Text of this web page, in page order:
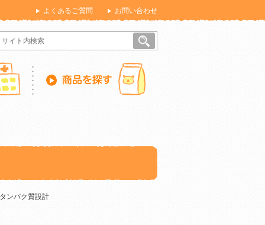
よくあるご質問 お問い合わせ
ンパク質設計